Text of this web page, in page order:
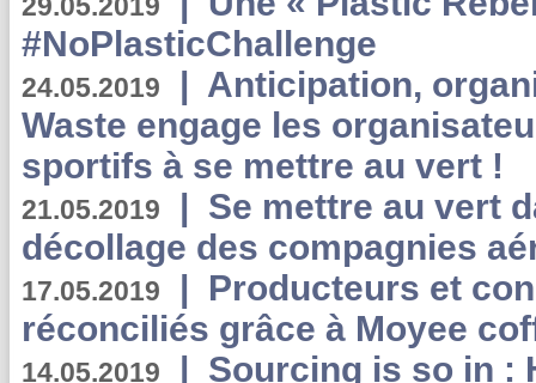
#NoPlasticChallenge
24.05.2019 | Anticipation,
Waste engage les
sportifs à se mettre au vert !
21.05.2019 | Se mettre au vert
décollage des compagnies
17.05.2019 | Producteurs et
réconciliés grâce à Moyee
14.05.2019 | Sourcing is so in :